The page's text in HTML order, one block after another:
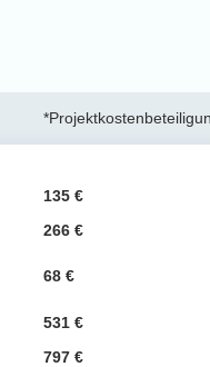
135 €
266 €
68 €
531 €
797 €